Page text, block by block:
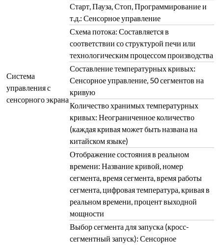
Система
управления с
сенсорного экрана
Старт, Пауза, Стоп, Программирование и
т.д.: Сенсорное управление
Схема потока: Составляется в
соответствии со структурой печи или
технологическим процессом производства
Составление температурных кривых:
Сенсорное управление, 50 сегментов на
кривую
Количество хранимых температурных
кривых: Неограниченное количество
(каждая кривая может быть названа на
китайском языке)
Отображение состояния в реальном
времени: Название кривой, номер
сегмента, время сегмента, время работы
сегмента, цифровая температура, кривая в
реальном времени, процент выходной
мощности
Выбор сегмента для запуска (кросс-
сегментный запуск): Сенсорное